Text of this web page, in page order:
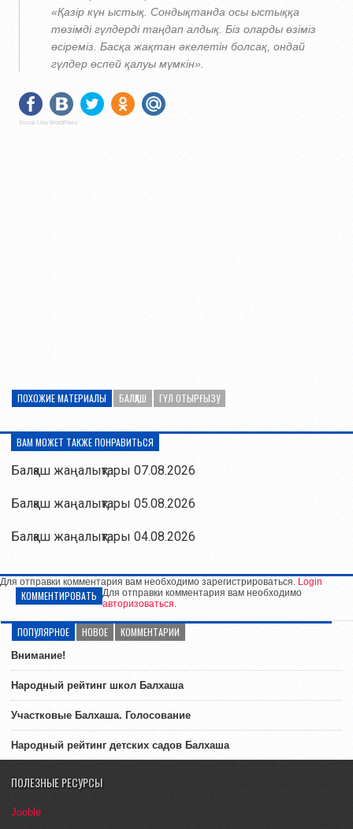
«Қазір күн ыстық. Сондықтанда осы ыстыққа
төзімді гүлдерді таңдап алдық. Біз оларды өзіміз
өсіреміз. Басқа жақтан әкелетін болсақ, ондай
гүлдер өспей қалуы мүмкін».
Social Like WordPress
ПОХОЖИЕ МАТЕРИАЛЫ БАЛҚАШ ГҮЛ ОТЫРҒЫЗУ
ВАМ МОЖЕТ ТАКЖЕ ПОНРАВИТЬСЯ
Балқаш жаңалықтары 07.08.2026
Балқаш жаңалықтары 05.08.2026
Балқаш жаңалықтары 04.08.2026
Для отправки комментария вам необходимо зарегистрироваться. Login
КОММЕНТИРОВАТЬ Для отправки комментария вам необходимо
авторизоваться.
ПОПУЛЯРНОЕ НОВОЕ КОММЕНТАРИИ
Внимание!
Народный рейтинг школ Балхаша
Участковые Балхаша. Голосование
Народный рейтинг детских садов Балхаша
ПОЛЕЗНЫЕ РЕСУРСЫ
Jooble